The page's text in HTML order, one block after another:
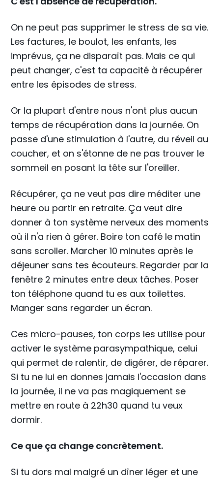
On ne peut pas supprimer le stress de sa vie.
Les factures, le boulot, les enfants, les
imprévus, ça ne disparaît pas. Mais ce qui
peut changer, c'est ta capacité à récupérer
entre les épisodes de stress.
Or la plupart d'entre nous n'ont plus aucun
temps de récupération dans la journée. On
passe d'une stimulation à l'autre, du réveil au
coucher, et on s'étonne de ne pas trouver le
sommeil en posant la tête sur l'oreiller.
Récupérer, ça ne veut pas dire méditer une
heure ou partir en retraite. Ça veut dire
donner à ton système nerveux des moments
où il n'a rien à gérer. Boire ton café le matin
sans scroller. Marcher 10 minutes après le
déjeuner sans tes écouteurs. Regarder par la
fenêtre 2 minutes entre deux tâches. Poser
ton téléphone quand tu es aux toilettes.
Manger sans regarder un écran.
Ces micro-pauses, ton corps les utilise pour
activer le système parasympathique, celui
qui permet de ralentir, de digérer, de réparer.
Si tu ne lui en donnes jamais l'occasion dans
la journée, il ne va pas magiquement se
mettre en route à 22h30 quand tu veux
dormir.
Ce que ça change concrètement.
Si tu dors mal malgré un dîner léger et une